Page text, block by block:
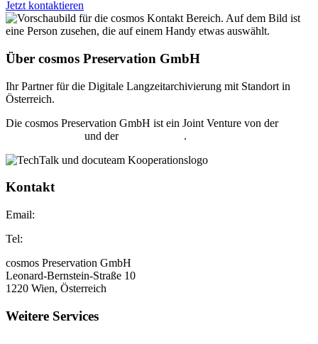
Jetzt kontaktieren
Über cosmos Preservation GmbH
Ihr Partner für die Digitale Langzeitarchivierung mit Standort in
Österreich.
Die cosmos Preservation GmbH ist ein Joint Venture von der
und der .
Kontakt
Email:
Tel:
cosmos Preservation GmbH
Leonard-Bernstein-Straße 10
1220 Wien, Österreich
Weitere Services